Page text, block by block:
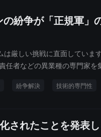
紛争が「正規軍」
厳しい挑戦に直面していま
任者などの異業種の専門家を
紛争解決 技術的専門性
れたことを発表し